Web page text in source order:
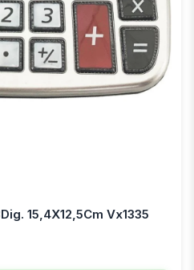
15,4X12,5Cm Vx1335